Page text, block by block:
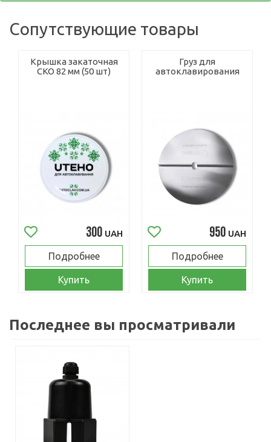
Сопутствующие товары
Крышка закаточная
СКО 82 мм (50 шт)
300 UAH
Подробнее
Купить
Груз для
автоклавирования
950 UAH
Подробнее
Купить
Последнее вы просматривали